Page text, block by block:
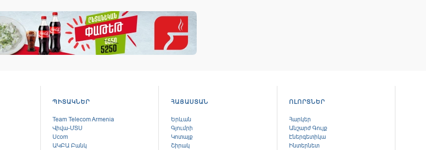
ՊԻՏԱԿՆԵՐ
Team Telecom Armenia
Վիվա-ՄՏՍ
Ucom
ԱԿԲԱ Բանկ
ՀԱՅԱՍՏԱՆ
Երևան
Գյումրի
Կոտայք
Շիրակ
ՈԼՈՐՏՆԵՐ
Հարկեր
Անշարժ Գույք
Էներգետիկա
Ինտերնետ